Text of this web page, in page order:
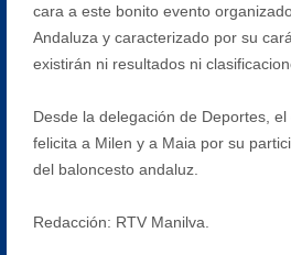
cara a este bonito evento
Andaluza y caracterizado por su
existirán ni resultados ni
Desde la delegación de Deportes,
felicita a Milen y a Maia por su
del baloncesto andaluz.
Redacción: RTV Manilva.